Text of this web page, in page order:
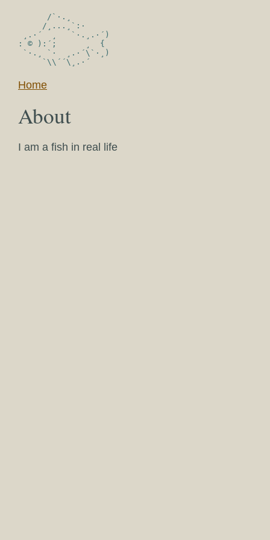
      /`·.¸
     /¸...¸`:·
¸.·´  ¸   `·.¸.·´)
: © ):´;      ¸  {
`·.¸ `·  ¸.·´\`·¸)
Home
About
I am a fish in real life